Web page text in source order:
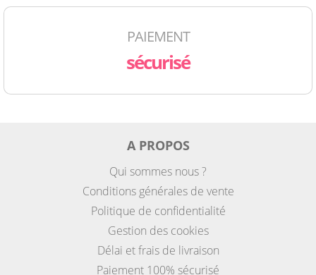
PAIEMENT
sécurisé
A PROPOS
Qui sommes nous ?
Conditions générales de vente
Politique de confidentialité
Gestion des cookies
Délai et frais de livraison
Paiement 100% sécurisé